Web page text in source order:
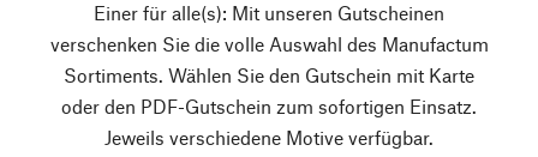
Einer für alle(s): Mit unseren Gutscheinen
verschenken Sie die volle Auswahl des Manufactum
Sortiments. Wählen Sie den Gutschein mit Karte
oder den PDF-Gutschein zum sofortigen Einsatz.
Jeweils verschiedene Motive verfügbar.